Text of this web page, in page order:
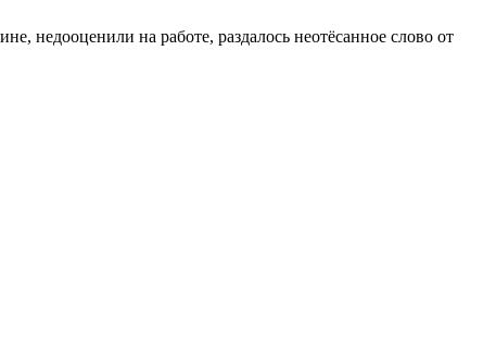
недооценили на работе, раздалось неотёсанное слово от